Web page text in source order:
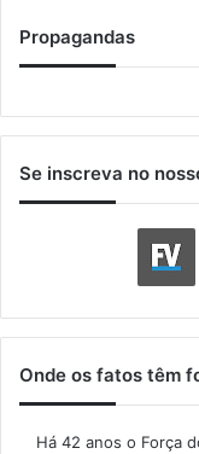
Propagandas
Se inscreva no
Onde os fatos têm
Há 42 anos o Força